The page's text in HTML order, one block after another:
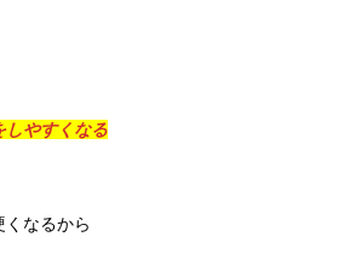
しやすくなる
なるから